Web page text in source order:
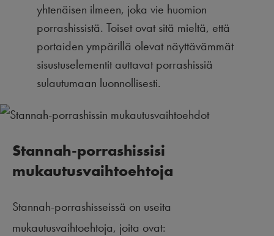
yhtenäisen ilmeen, joka vie huomion
porrashissistä. Toiset ovat sitä mieltä, että
portaiden ympärillä olevat näyttävämmät
sisustuselementit auttavat porrashissiä
sulautumaan luonnollisesti.
Stannah-porrashissisi
mukautusvaihtoehtoja
Stannah-porrashisseissä on useita
mukautusvaihtoehtoja, joita ovat: